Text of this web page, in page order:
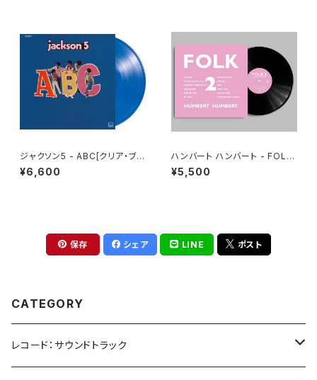
ジャクソン5 - ABC[クリア・ブル
ー](LP重量盤)
¥6,600
ハンバート ハンバート - FOLK
2(LP)
¥5,500
保存 シェア LINE ポスト
CATEGORY
レコード：サウンドトラック